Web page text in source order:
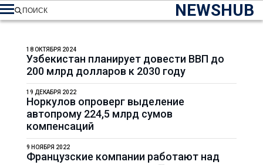
NEWSHUB
ПОИСК
Узбекистан планирует довести ВВП до
200 млрд долларов к 2030 году
18 ОКТЯБРЯ 2024
Норкулов опроверг выделение
автопрому 224,5 млрд сумов
компенсаций
19 ДЕКАБРЯ 2022
Французские компании работают над
9 НОЯБРЯ 2022